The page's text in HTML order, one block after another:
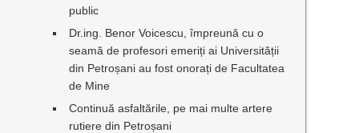
public
Dr.ing. Benor Voicescu, împreună cu o
seamă de profesori emeriți ai Universității
din Petroșani au fost onorați de Facultatea
de Mine
Continuă asfaltările, pe mai multe artere
rutiere din Petroșani